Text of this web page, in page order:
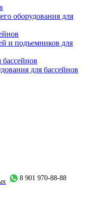
оборудования для
и подъемников для
бассейнов
для бассейнов
8 901 970-88-88